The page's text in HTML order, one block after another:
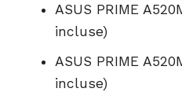
ASUS PRIME
incluse)
ASUS PRIME
incluse)